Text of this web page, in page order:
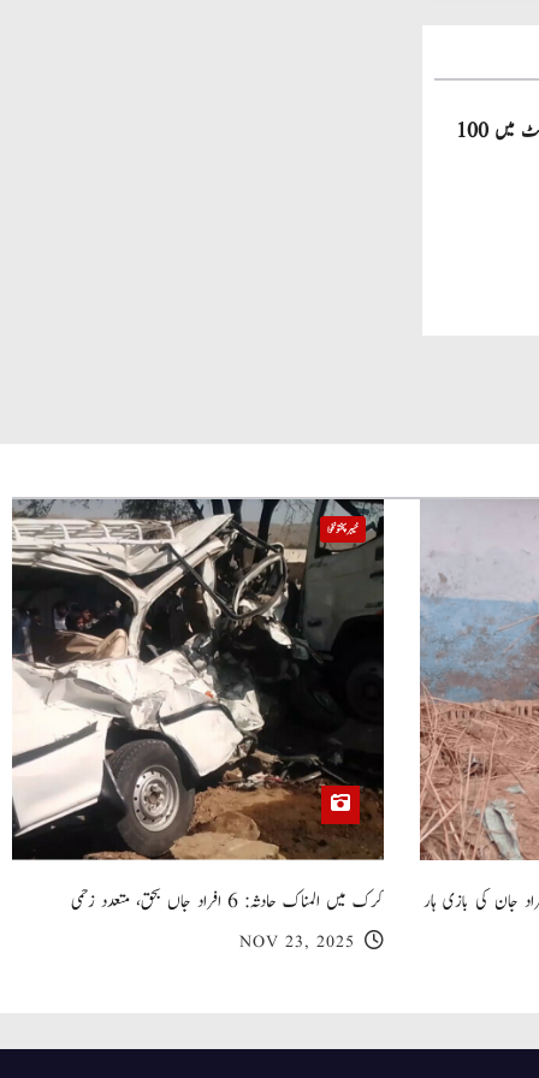
صاحبزادہ فرحان ایک سال میں ٹی ٹوئنٹی کرکٹ میں 100
گھر کی چھت گرنے کا سانحہ: 5 افراد جان کی بازی ہار
خیبر پختونخوا
کرک میں المناک حادثہ: 6 افراد جاں بحق، متعدد زخمی
NOV 23, 2025